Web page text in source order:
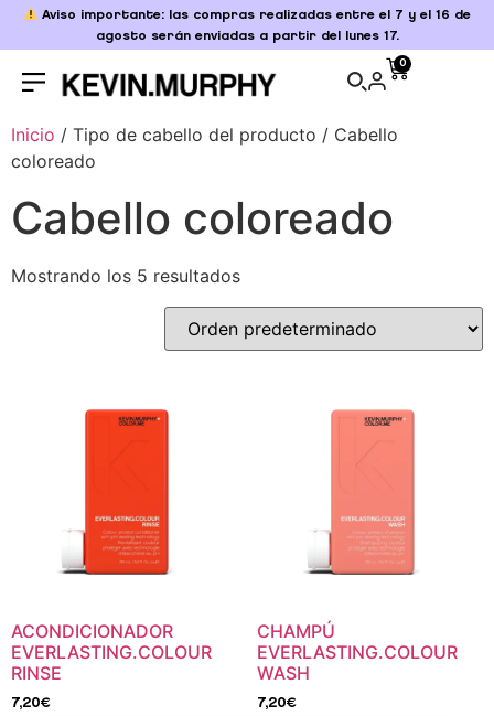
Aviso importante: las compras realizadas entre el 7 y el 16 de
agosto serán enviadas a partir del lunes 17.
0
Inicio / Tipo de cabello del producto / Cabello
coloreado
Cabello coloreado
Mostrando los 5 resultados
ACONDICIONADOR
EVERLASTING.COLOUR
RINSE
7,20€
CHAMPÚ
EVERLASTING.COLOUR
WASH
7,20€